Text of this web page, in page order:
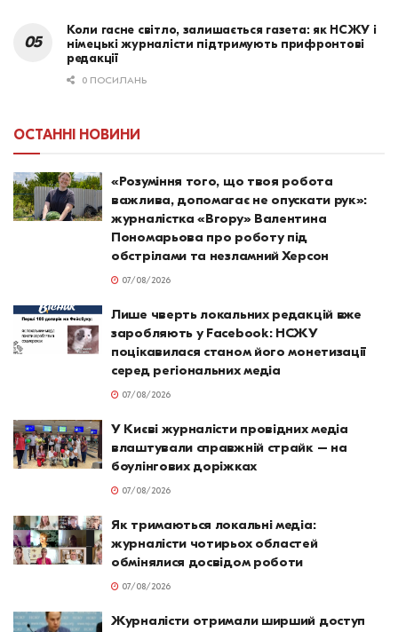
Коли гасне світло, залишається газета: як НСЖУ і
німецькі журналісти підтримують прифронтові
редакції
0 ПОСИЛАНЬ
ОСТАННІ НОВИНИ
«Розуміння того, що твоя робота
важлива, допомагає не опускати рук»:
журналістка «Вгору» Валентина
Пономарьова про роботу під
обстрілами та незламний Херсон
07/08/2026
Лише чверть локальних редакцій вже
заробляють у Facebook: НСЖУ
поцікавилася станом його монетизації
серед регіональних медіа
07/08/2026
У Києві журналісти провідних медіа
влаштували справжній страйк – на
боулінгових доріжках
07/08/2026
Як тримаються локальні медіа:
журналісти чотирьох областей
обмінялися досвідом роботи
07/08/2026
Журналісти отримали ширший доступ